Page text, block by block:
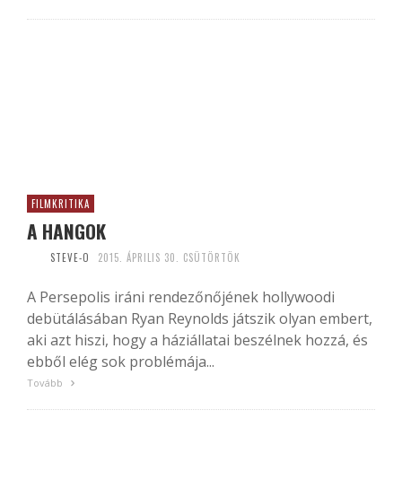
FILMKRITIKA
A HANGOK
STEVE-O 2015. ÁPRILIS 30. CSÜTÖRTÖK
A Persepolis iráni rendezőnőjének hollywoodi
debütálásában Ryan Reynolds játszik olyan embert,
aki azt hiszi, hogy a háziállatai beszélnek hozzá, és
ebből elég sok problémája...
Tovább